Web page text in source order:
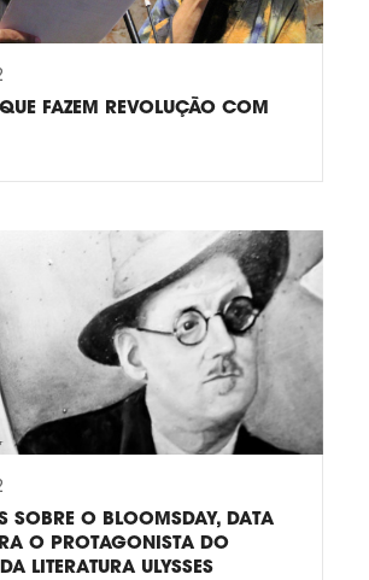
FAZEM REVOLUÇÃO COM
SOBRE O BLOOMSDAY, DATA
O PROTAGONISTA DO
LITERATURA ULYSSES